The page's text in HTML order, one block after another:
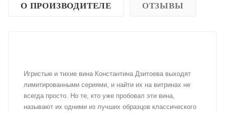
О ПРОИЗВОДИТЕЛЕ ОТЗЫВЫ
Игристые и тихие вина Константина Дзитоева выходят
лимитированными сериями, и найти их на витринах не
всегда просто. Но те, кто уже пробовал эти вина,
называют их одними из лучших образцов классического